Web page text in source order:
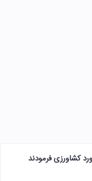
کشاورزی فرمودند